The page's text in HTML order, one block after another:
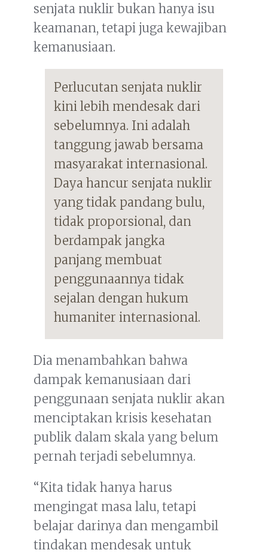
senjata nuklir bukan hanya isu
keamanan, tetapi juga kewajiban
kemanusiaan.
Perlucutan senjata nuklir
kini lebih mendesak dari
sebelumnya. Ini adalah
tanggung jawab bersama
masyarakat internasional.
Daya hancur senjata nuklir
yang tidak pandang bulu,
tidak proporsional, dan
berdampak jangka
panjang membuat
penggunaannya tidak
sejalan dengan hukum
humaniter internasional.
Dia menambahkan bahwa
dampak kemanusiaan dari
penggunaan senjata nuklir akan
menciptakan krisis kesehatan
publik dalam skala yang belum
pernah terjadi sebelumnya.
“Kita tidak hanya harus
mengingat masa lalu, tetapi
belajar darinya dan mengambil
tindakan mendesak untuk